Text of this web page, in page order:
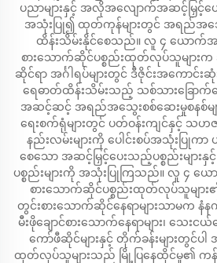
ပညာများနှင့် အလိုအလျောက်အဆင့်မြှင့်ပ
အသုံးပြု၍ ထုတ်ကုန်များတွင် အရည်
ထိန်းသိမ်းနိုင်စေသည်။ လူ ၄ ယောက်အ
စားသောက်ဆိုင်ပစ္စည်းထုတ်လုပ်သူများ
ဆိုင်ရာ အင်္ဂါရပ်များတွင် ဒီဇိုင်းအကောင်းဆုံ
ရေဓာတ်ထိန်းသိမ်းသည့် သစ်သားခြော
အဆင့်ဆင့် အရည်အသွေးစစ်ဆေးမှုစနစ်မ
ရေးစက်ရုံများတွင် ပတ်ဝန်းကျင်နှင့် သ
နည်းလမ်းများကို ပေါင်းစပ်အသုံးပြုက
စေသော အဆင့်မြှင့်ပေးသည့်ပစ္စည်းများ
ပစ္စည်းများကို အသုံးပြုကြသည်။ လူ ၄ ယ
စားသောက်ဆိုင်ပစ္စည်းထုတ်လုပ်သူမျာ
တွင်းစားသောက်ဆိုင်နေရာများသာမက နံနက်
မီးဖိုချောင်စားသောက်နေရာများ၊ သေးင
ကော်ဖီဆိုင်များနှင့် တိုက်ခန်းများတွင်ပ
ထုတ်လုပ်သူများသည် မြို့ပြနေထိုင်မှု၏